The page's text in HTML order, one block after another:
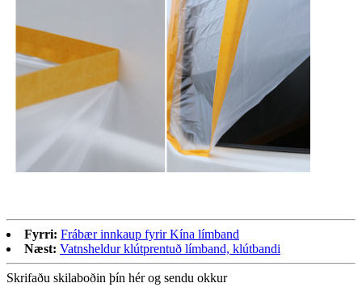
Fyrri: Frábær innkaup fyrir Kína límband
Næst: Vatnsheldur klútprentuð límband, klútbandi
Skrifaðu skilaboðin þín hér og sendu okkur